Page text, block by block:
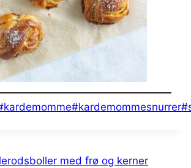
kardemomme#kardemommesnurrer#
med frø og kerner